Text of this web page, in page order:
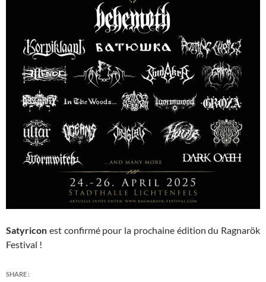
Satyricon est confirmé pour la prochaine édition du Ragnarök
Festival !
SHARE :